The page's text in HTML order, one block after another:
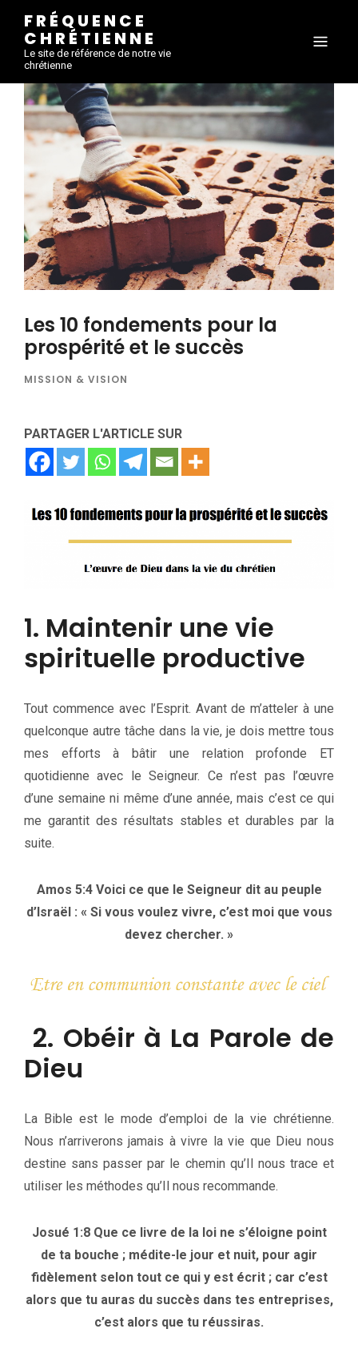
FRÉQUENCE
CHRÉTIENNE
Le site de référence de notre vie
chrétienne
Les 10 fondements pour la
prospérité et le succès
MISSION & VISION
PARTAGER L'ARTICLE SUR
1. Maintenir une vie
spirituelle productive
Tout commence avec l’Esprit. Avant de m’atteler à une
quelconque autre tâche dans la vie, je dois mettre tous
mes efforts à bâtir une relation profonde ET
quotidienne avec le Seigneur. Ce n’est pas l’œuvre
d’une semaine ni même d’une année, mais c’est ce qui
me garantit des résultats stables et durables par la
suite.
Amos 5:4 Voici ce que le Seigneur dit au peuple
d’Israël : « Si vous voulez vivre, c’est moi que vous
devez chercher. »
2. Obéir à La Parole de
Dieu
La Bible est le mode d’emploi de la vie chrétienne.
Nous n’arriverons jamais à vivre la vie que Dieu nous
destine sans passer par le chemin qu’Il nous trace et
utiliser les méthodes qu’Il nous recommande.
Josué 1:8 Que ce livre de la loi ne s’éloigne point
de ta bouche ; médite-le jour et nuit, pour agir
fidèlement selon tout ce qui y est écrit ; car c’est
alors que tu auras du succès dans tes entreprises,
c’est alors que tu réussiras.